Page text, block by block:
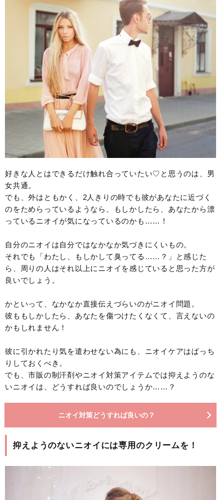
好きな人とはできるだけ触れ合っていたい♡と思うのは、男
女共通。
でも、外はともかく、2人きりの時でも彼があなたに近づく
のをためらっているようなら、もしかしたら、あなたから漂
っているニオイが気になっているのかも……！
自分のニオイは自分ではなかなか気づきにくいもの。
それでも「わたし、もしかして臭ってる……？」と感じた
ら、周りの人はそれ以上にニオイを感じていると思った方が
良いでしょう。
かといって、なかなか直接伝えづらいのがニオイ問題。
彼ももしかしたら、あなたを傷つけたくなくて、言えないの
かもしれません！
彼に引かれたり気を遣わせない為にも、ニオイケアはばっち
りしておくべき。
でも、市販の制汗剤やニオイ対策アイテムでは抑えようのな
いニオイは、どうすれば良いのでしょうか……？
ニオイ対策どうすれば良いの？
抑えようのないニオイには専用のクリームを！